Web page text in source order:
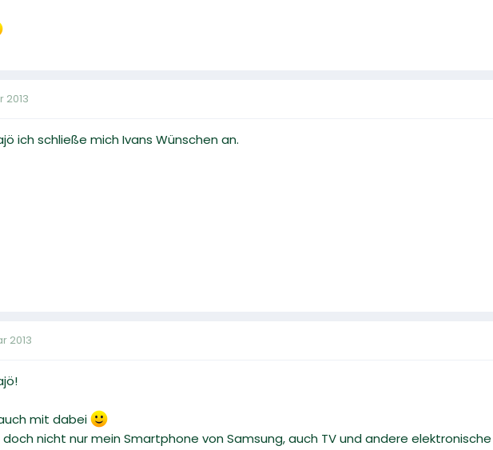
2013
ich schließe mich Ivans Wünschen an.
2013
mit dabei
doch nicht nur mein Smartphone von Samsung, auch TV und andere